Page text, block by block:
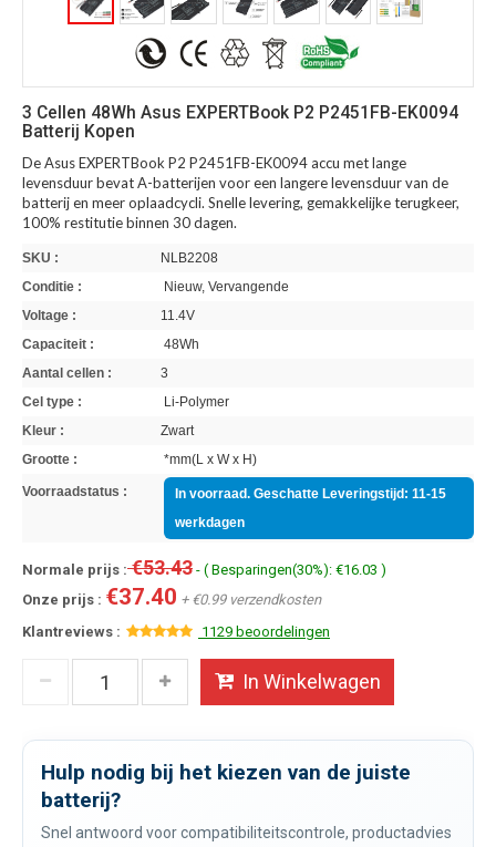
3 Cellen 48Wh Asus EXPERTBook P2 P2451FB-EK0094
Batterij Kopen
De Asus EXPERTBook P2 P2451FB-EK0094 accu met lange
levensduur bevat A-batterijen voor een langere levensduur van de
batterij en meer oplaadcycli. Snelle levering, gemakkelijke terugkeer,
100% restitutie binnen 30 dagen.
SKU :
NLB2208
Conditie :
Nieuw, Vervangende
Voltage :
11.4V
Capaciteit :
48Wh
Aantal cellen :
3
Cel type :
Li-Polymer
Kleur :
Zwart
Grootte :
*mm(L x W x H)
Voorraadstatus :
In voorraad. Geschatte Leveringstijd: 11-15
werkdagen
Normale prijs :€53.43 - ( Besparingen(30%): €16.03 )
Onze prijs : €37.40 + €0.99 verzendkosten
Klantreviews :
1129 beoordelingen
In Winkelwagen
Hulp nodig bij het kiezen van de juiste
batterij?
Snel antwoord voor compatibiliteitscontrole, productadvies